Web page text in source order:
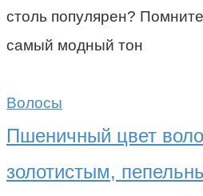
столь популярен?
самый модный тон
Волосы
Пшеничный цвет
золотистым,